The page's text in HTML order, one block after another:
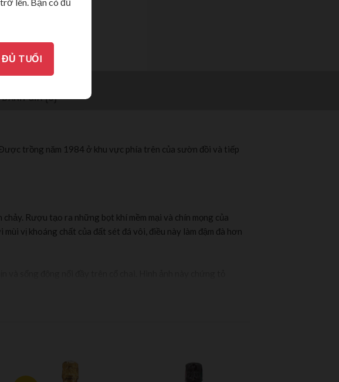
ĐÁNH GIÁ (0)
trồng năm 1984 ở khu vực phía trên của sườn đồi và tiếp
Rượu tạo ra những bọt khí mềm mại và chín mọng của
vị khoáng chất của đất sét đá vôi, điều này làm đậm đà hơn
ĐỦ TUỔI